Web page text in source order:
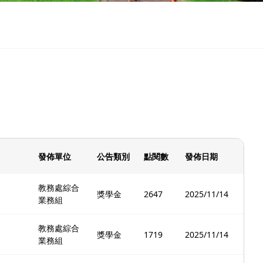
發佈單位 公告類別 點閱數 發佈日期
教務處綜合
業務組
獎學金 2647 2025/11/14
教務處綜合
業務組
獎學金 1719 2025/11/14